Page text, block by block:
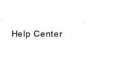
Help Center